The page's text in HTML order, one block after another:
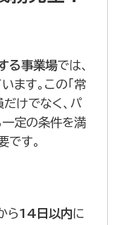
る事業場では、
ます。この「常
けでなく、パ
一定の条件を満
です。
ら14日以内に